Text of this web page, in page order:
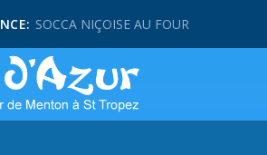
SOCCA NIÇOISE AU FOUR